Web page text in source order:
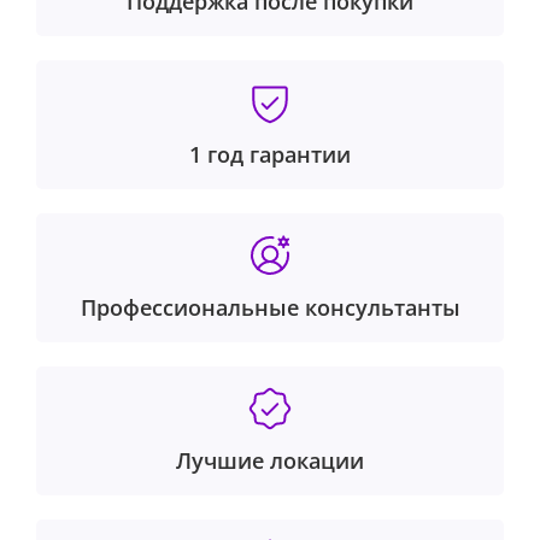
1 год гарантии
Профессиональные консультанты
Лучшие локации